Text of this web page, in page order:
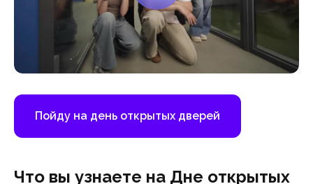
Пойду на день открытых дверей
Что вы узнаете на Дне открытых